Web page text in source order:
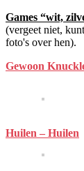
Games “wit,
(vergeet niet,
foto's over hen).
Gewoon
Huilen – Huilen